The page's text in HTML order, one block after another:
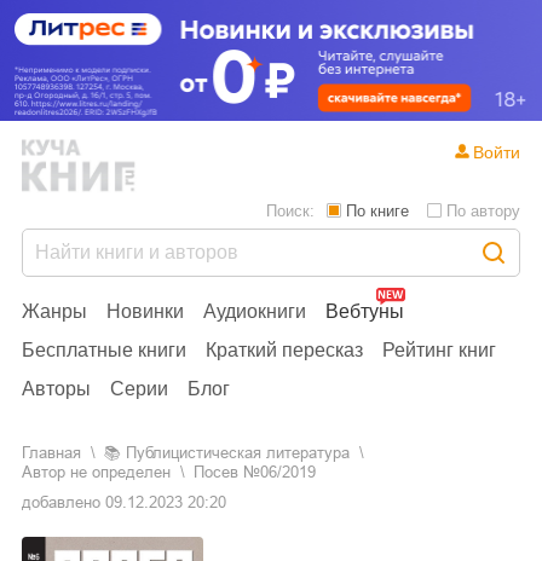
Жанры Новинки Аудиокниги
Вебтуны
Бесплатные книги
Краткий пересказ
Рейтинг книг
Авторы
Серии Блог
Поиск: По книге По автору
Войти
Главная 📚
публицистическая литература
Автор не определен
Посев №06/2019
добавлено 09.12.2023 20:20